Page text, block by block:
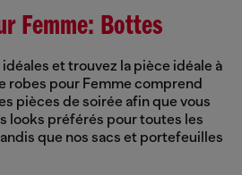
Femme: Bottes
et trouvez la pièce idéale à
robes pour Femme comprend
pièces de soirée afin que vous
looks préférés pour toutes les
que nos sacs et portefeuilles